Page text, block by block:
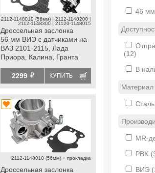
2112-1148010 (56мм) | 2112-1148200 |
2112-1148300 | 21120-1148015
Дроссельная заслонка
56 мм ВИЭ с датчиками на
ВАЗ 2101-2115, Лада
Приора, Калина, Гранта
2299 й КУПИТЬ
2112-1148010 (56мм) + прокладка
Дроссельная заслонка
46 мм
(12)
В
Материал
Сталь
MR-
PBK
ВИЭ